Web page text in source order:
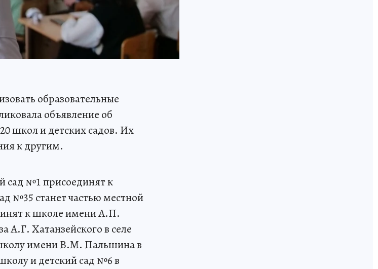
образовательные
объявление об
школ и детских садов. Их
к другим.
сад №1 присоединят к
№35 станет частью местной
к школе имени А.П.
Хатанзейского в селе
имени В.М. Пальшина в
и детский сад №6 в